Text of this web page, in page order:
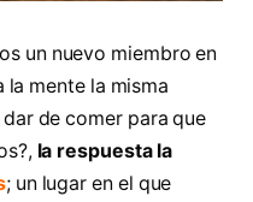
un nuevo miembro en
la mente la misma
de comer para que
la respuesta la
; un lugar en el que